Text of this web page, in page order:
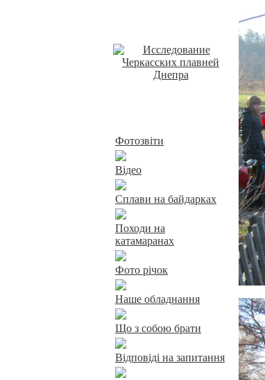
Фотозвіти
Відео
Сплави на байдарках
Походи на
катамаранах
Фото річок
Наше обладнання
Що з собою брати
Відповіді на запитання